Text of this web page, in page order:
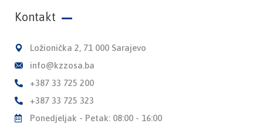
Kontakt
Ložionička 2, 71 000 Sarajevo
info@kzzosa.ba
+387 33 725 200
+387 33 725 323
Ponedjeljak - Petak: 08:00 - 16:00